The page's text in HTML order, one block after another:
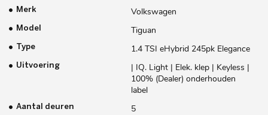
Merk Volkswagen
Model Tiguan
Type 1.4 TSI eHybrid 245pk Elegance
Uitvoering
| IQ. Light | Elek. klep | Keyless |
100% (Dealer) onderhouden
label
Aantal deuren 5